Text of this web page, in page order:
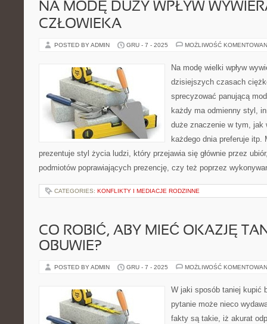
NA MODĘ DUŻY WPŁYW
CZŁOWIEKA
POSTED BY ADMIN GRU - 7 - 2025 MOŻLIWOŚĆ
Na modę wielki wpływ
dzisiejszych czasach
sprecyzować panującą
każdy ma odmienny styl,
duże znaczenie w tym, jak
każdego dnia preferuje itp.
prezentuje styl życia ludzi, który przejawia się głównie przez
podmiotów poprawiających prezencję, czy też poprzez
CATEGORIES: KONFLIKTY I MEDIACJE RODZINNE
CO ROBIĆ, ABY MIEĆ OKAZJĘ
OBUWIE?
POSTED BY ADMIN GRU - 7 - 2025 MOŻLIWOŚĆ
W jaki sposób taniej kupić
pytanie może nieco
fakty są takie, iż akurat